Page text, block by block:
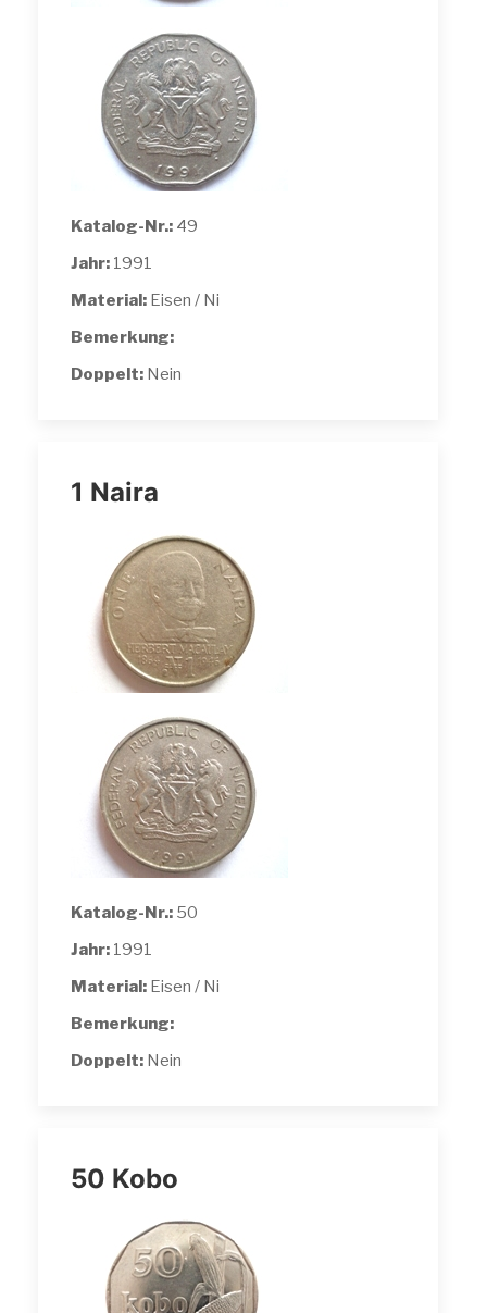
Katalog-Nr.: 49
Jahr: 1991
Material: Eisen / Ni
Bemerkung:
Doppelt: Nein
1 Naira
Katalog-Nr.: 50
Jahr: 1991
Material: Eisen / Ni
Bemerkung:
Doppelt: Nein
50 Kobo